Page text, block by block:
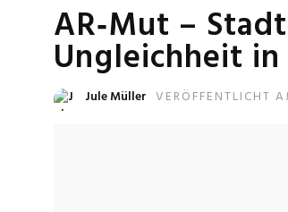
AR‐Mut –
Ungleichheit
Jule Müller VERÖFFENTLICHT